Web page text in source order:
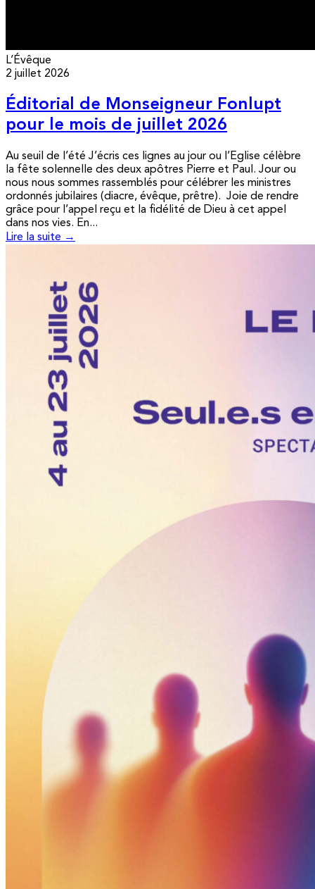
L’Évêque
2 juillet 2026
Éditorial de Monseigneur Fonlupt
pour le mois de juillet 2026
Au seuil de l’été J’écris ces lignes au jour ou l’Eglise célèbre
la fête solennelle des deux apôtres Pierre et Paul. Jour ou
nous nous sommes rassemblés pour célébrer les ministres
ordonnés jubilaires (diacre, évêque, prêtre). Joie de rendre
grâce pour l’appel reçu et la fidélité de Dieu à cet appel
dans nos vies. En...
Lire la suite →